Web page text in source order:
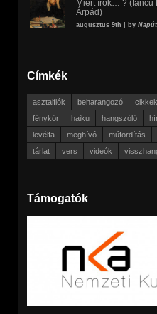
Miért írok… ? (Iancu
Árpád)
augusztus 9th | by
Címkék
asztalfiók beharangozó cikkek
fénykör
haiku hangszóló
levélfa
meghívó műfordítás
tárlat
vers videók
Támogatók